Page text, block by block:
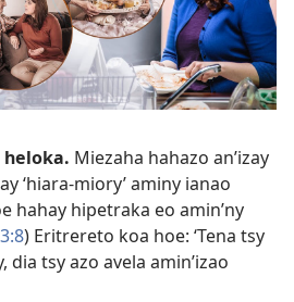
Miezaha hahazo an’izay
‘hiara-miory’ aminy ianao
hahay hipetraka eo amin’ny
) Eritrereto koa hoe: ‘Tena tsy
dia tsy azo avela amin’izao